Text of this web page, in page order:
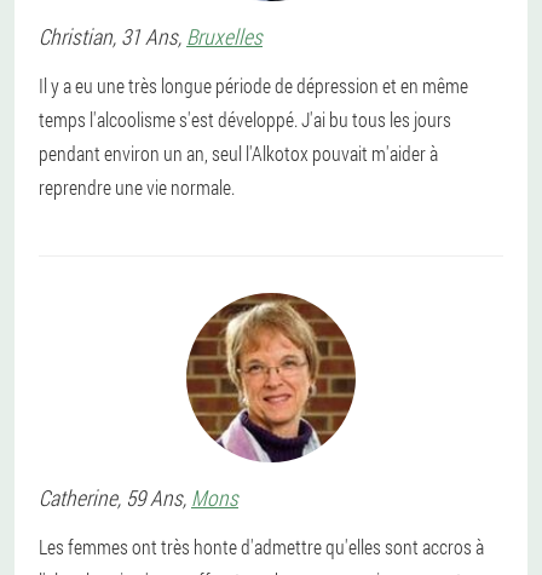
Christian, 31 Ans, Bruxelles
Il y a eu une très longue période de dépression et en même
temps l'alcoolisme s'est développé. J'ai bu tous les jours
pendant environ un an, seul l'Alkotox pouvait m'aider à
reprendre une vie normale.
Catherine, 59 Ans, Mons
Les femmes ont très honte d'admettre qu'elles sont accros à